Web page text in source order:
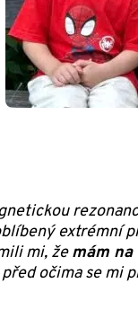
extrémní
mi, žemám
očima se mi